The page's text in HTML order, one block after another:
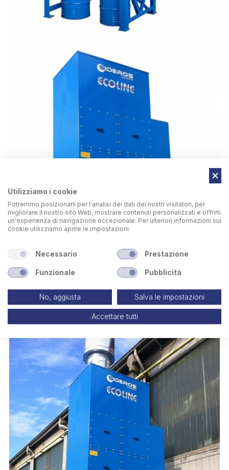
Utilizziamo i cookie
Potremmo posizionarli per l'analisi dei dati dei nostri visitatori, per
migliorare il nostro sito Web, mostrare contenuti personalizzati e offrirti
un'esperienza di navigazione eccezionale. Per ulteriori informazioni sui
cookie utilizziamo aprire le impostazioni.
Necessario Prestazione
Funzionale Pubblicità
No, aggiusta Salva le impostazioni
Accettare tutti